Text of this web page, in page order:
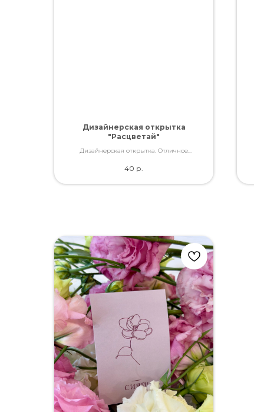
Дизайнерская открытка
"Расцветай"
Дизайнерская открытка. Отличное
Вы так хотели сказать.
40 р.